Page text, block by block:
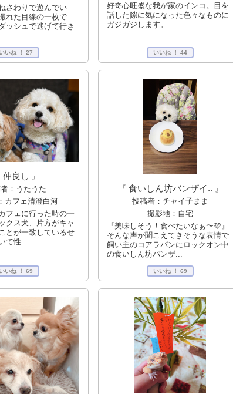
さわりで遊んでい
れた目線の一枚で
ッシュで逃げて行き
いいね ！ 27
好奇心旺盛な我が家のインコ。目を
話した隙に気になった色々なものに
ガジガジします。
いいね ！ 44
仲良し 』
：うたうた
カフェ清澄白河
フェに行った時の一
クス犬、片方がキャ
とが一致しているせ
て性...
いいね ！ 69
『 食いしん坊バンザイ.. 』
投稿者：チャイ子まま
撮影地：自宅
『美味しそう！食べたいなぁ〜🩷』
そんな声が聞こえてきそうな表情で
飼い主のコアラパンにロックオン中
の食いしん坊バンザ...
いいね ！ 69